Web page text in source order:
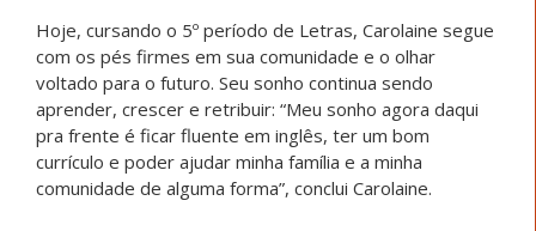
Hoje, cursando o 5º período de Letras, Carolaine segue
com os pés firmes em sua comunidade e o olhar
voltado para o futuro. Seu sonho continua sendo
aprender, crescer e retribuir: “Meu sonho agora daqui
pra frente é ficar fluente em inglês, ter um bom
currículo e poder ajudar minha família e a minha
comunidade de alguma forma”, conclui Carolaine.